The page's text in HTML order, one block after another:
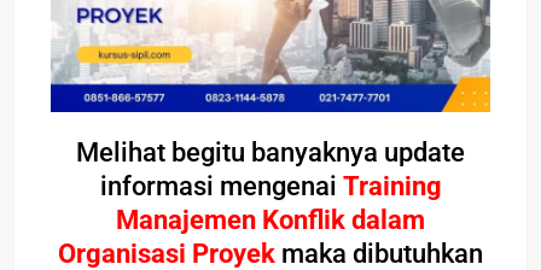
Melihat begitu banyaknya update
informasi mengenai Training
Manajemen Konflik dalam
Organisasi Proyek maka dibutuhkan